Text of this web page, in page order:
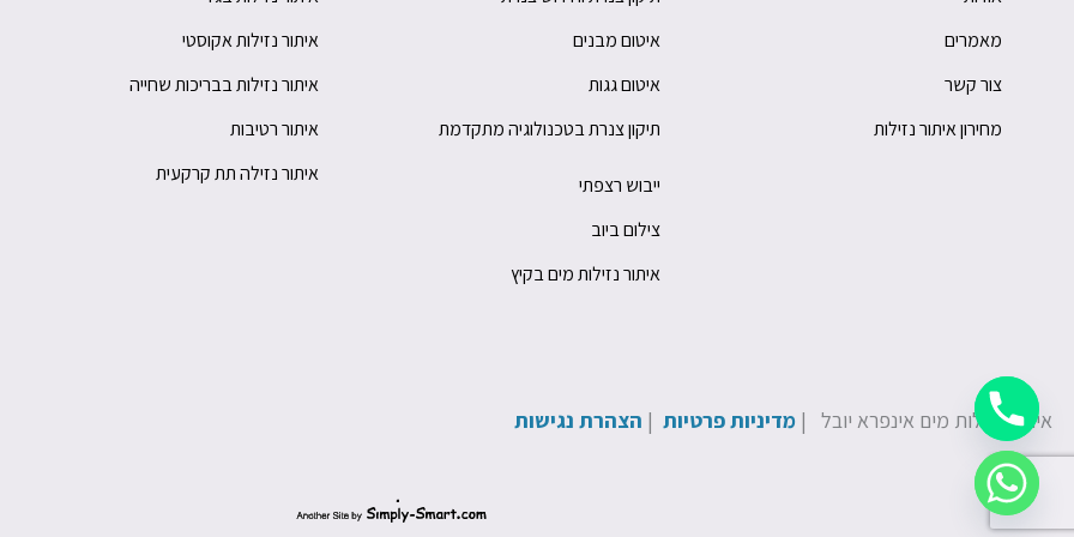
מאמרים
צור קשר
מחירון איתור נזילות
איטום מבנים
איטום גגות
תיקון צנרת בטכנולוגיה מתקדמת
ייבוש רצפתי
צילום ביוב
איתור נזילות מים בקיץ
איתור נזילות אקוסטי
איתור נזילות בבריכות שחייה
איתור רטיבות
איתור נזילה תת קרקעית
איתור נזילות מים אינפרא יובל | מדיניות פרטיות | הצהרת נגישות